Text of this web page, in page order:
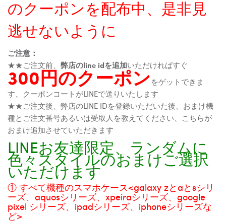
のクーポンを配布中、是非見
逃せないように
ご注意：
★★ご注文前、 弊店のline idを追加いただければすぐ
300円のクーポンをゲットできま
す、クーポンコートがLINEで送りいたします
★★ご注文後、弊店のLINE IDを登録いただいた後、おまけ機
種とご注文番号あるいは受取人を教えてください、こちらが
おまけ追加させていただきます
LINEお友達限定、ランダムに
色々スタイルのおまけご選択
いただけます
① すべて機種のスマホケース<galaxy zとaとsシリ
ーズ、aquosシリーズ、xpeiraシリーズ、google
pixel シリーズ、ipadシリーズ、iphoneシリーズな
ど>